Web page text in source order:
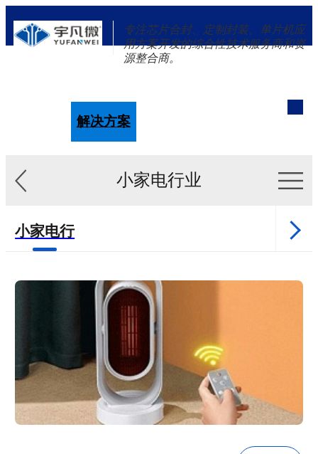
专注芯片合封、定制封装、单片机应
用方案开发的综合性技术服务商和资
源整合商。
解决方案
小家电行业
小家电行
玩具行业
智能家居